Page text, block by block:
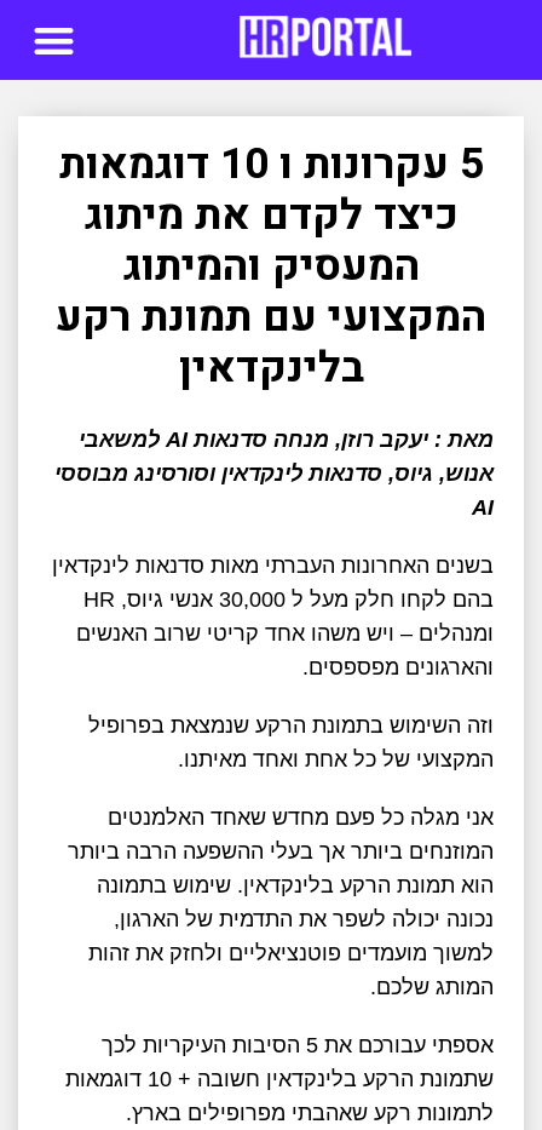
5 עקרונות ו 10 דוגמאות
כיצד לקדם את מיתוג
המעסיק והמיתוג
המקצועי עם תמונת רקע
בלינקדאין
מאת : יעקב רוזן, מנחה סדנאות AI למשאבי
אנוש, גיוס, סדנאות לינקדאין וסורסינג מבוססי
AI
בשנים האחרונות העברתי מאות סדנאות לינקדאין
בהם לקחו חלק מעל ל 30,000 אנשי גיוס, HR
ומנהלים – ויש משהו אחד קריטי שרוב האנשים
והארגונים מפספסים.
וזה השימוש בתמונת הרקע שנמצאת בפרופיל
המקצועי של כל אחת ואחד מאיתנו.
אני מגלה כל פעם מחדש שאחד האלמנטים
המוזנחים ביותר אך בעלי ההשפעה הרבה ביותר
הוא תמונת הרקע בלינקדאין. שימוש בתמונה
נכונה יכולה לשפר את התדמית של הארגון,
למשוך מועמדים פוטנציאליים ולחזק את זהות
המותג שלכם.
אספתי עבורכם את 5 הסיבות העיקריות לכך
שתמונת הרקע בלינקדאין חשובה + 10 דוגמאות
לתמונות רקע שאהבתי מפרופילים בארץ.